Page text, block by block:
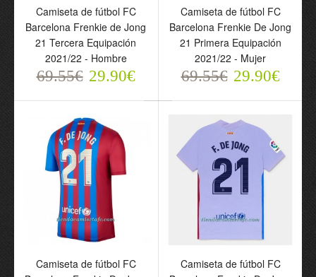
Equipación 23-24 -
Hombre
69.55€ 29.90€
Frenkie de Jong 21
Primera Equipación
Mundial 2022 - Niño
69.55€ 29.90€
Camiseta de fútbol FC
Barcelona Frenkie de Jong
21 Tercera Equipación
2021/22 - Hombre
69.55€ 29.90€
Camiseta de fútbol FC
Barcelona Frenkie De Jong
21 Primera Equipación
2021/22 - Mujer
69.55€ 29.90€
Camiseta de fútbol FC
Camiseta de fútbol FC